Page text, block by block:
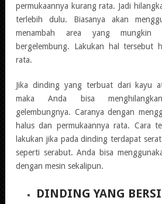
permukaannya kurang rata. Jadi
terlebih dulu. Biasanya akan
menambah area yang mungkin
bergelembung. Lakukan hal tersebut
rata.
Jika dinding yang terbuat dari kayu
maka Anda bisa
gelembungnya. Caranya dengan
halus dan permukaannya rata. Cara
lakukan jika pada dinding terdapat
seperti serabut. Anda bisa
dengan mesin sekalipun.
DINDING YANG